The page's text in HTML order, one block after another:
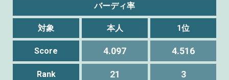
バーディ率
対象 本人 1位
Score 4.097 4.516
Rank 21 3